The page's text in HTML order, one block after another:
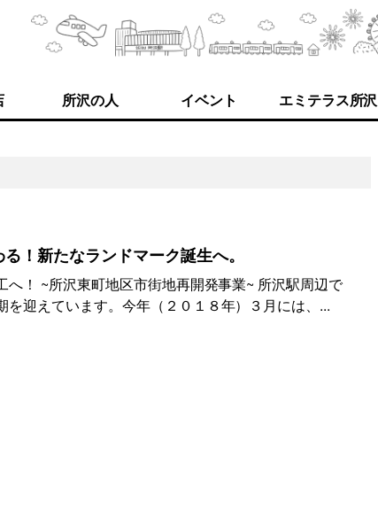
所沢の人 イベント エミテラス所沢
！新たなランドマーク誕生へ。
へ！ ~所沢東町地区市街地再開発事業~ 所沢駅周辺で
迎えています。今年（２０１８年）３月には、...